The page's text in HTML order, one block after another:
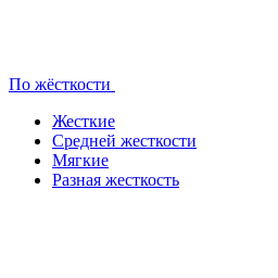
По жёсткости
Жесткие
Средней жесткости
Мягкие
Разная жесткость